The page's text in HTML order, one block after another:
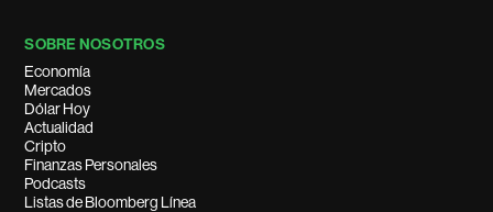
SOBRE NOSOTROS
Economía
Mercados
Dólar Hoy
Actualidad
Cripto
Finanzas Personales
Podcasts
Listas de Bloomberg Línea